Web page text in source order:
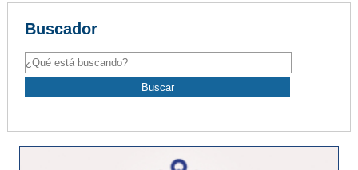
Buscador